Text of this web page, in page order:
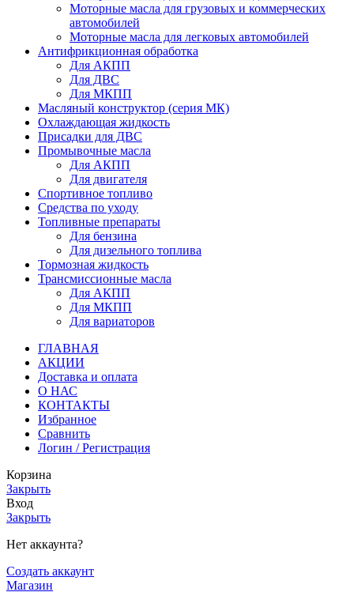
Моторные масла для грузовых и коммерческих
автомобилей
Моторные масла для легковых автомобилей
Антифрикционная обработка
Для АКПП
Для ДВС
Для МКПП
Масляный конструктор (серия МК)
Охлаждающая жидкость
Присадки для ДВС
Промывочные масла
Для АКПП
Для двигателя
Спортивное топливо
Средства по уходу
Топливные препараты
Для бензина
Для дизельного топлива
Тормозная жидкость
Трансмиссионные масла
Для АКПП
Для МКПП
Для вариаторов
ГЛАВНАЯ
АКЦИИ
Доставка и оплата
О НАС
КОНТАКТЫ
Избранное
Сравнить
Логин / Регистрация
Корзина
Закрыть
Вход
Закрыть
Нет аккаунта?
Создать аккаунт
Магазин